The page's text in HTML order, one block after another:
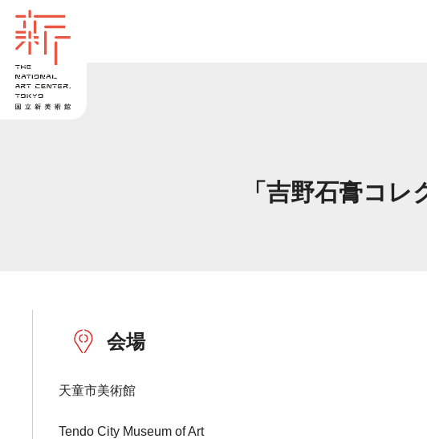
「吉野石膏コ
会場
天童市美術館
Tendo City Museum of Art